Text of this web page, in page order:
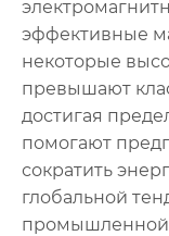
эффективные
некоторые
превышают
достигая
помогают
сократить
глобальной
промышленной